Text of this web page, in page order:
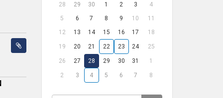
28 29 30 1 2 3
4
5
6 7 8 9 10
11
12
13 14 15 16 17 18
19 20 21 22 23 24 25
26 27 28 29 30 31 1
2 3 4 5 6 7 8